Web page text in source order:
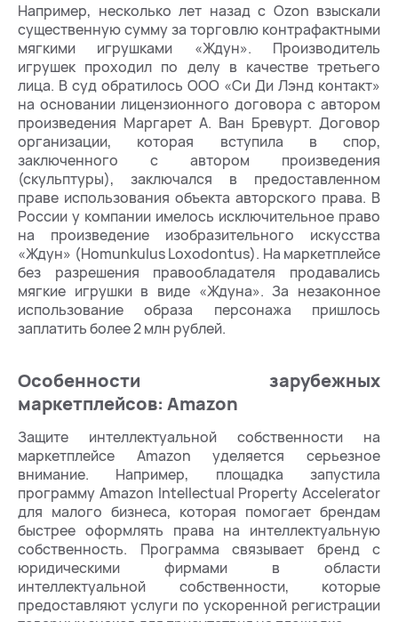
Например, несколько лет назад с Ozon взыскали
существенную сумму за торговлю контрафактными
мягкими игрушками «Ждун». Производитель
игрушек проходил по делу в качестве третьего
лица. В суд обратилось ООО «Си Ди Лэнд контакт»
на основании лицензионного договора с автором
произведения Маргарет А. Ван Бревурт. Договор
организации, которая вступила в спор,
заключенного с автором произведения
(скульптуры), заключался в предоставленном
праве использования объекта авторского права. В
России у компании имелось исключительное право
на произведение изобразительного искусства
«Ждун» (Homunkulus Loxodontus). На маркетплейсе
без разрешения правообладателя продавались
мягкие игрушки в виде «Ждуна». За незаконное
использование образа персонажа пришлось
заплатить более 2 млн рублей.
Особенности зарубежных
маркетплейсов: Amazon
Защите интеллектуальной собственности на
маркетплейсе Amazon уделяется серьезное
внимание. Например, площадка запустила
программу Amazon Intellectual Property Accelerator
для малого бизнеса, которая помогает брендам
быстрее оформлять права на интеллектуальную
собственность. Программа связывает бренд с
юридическими фирмами в области
интеллектуальной собственности, которые
предоставляют услуги по ускоренной регистрации